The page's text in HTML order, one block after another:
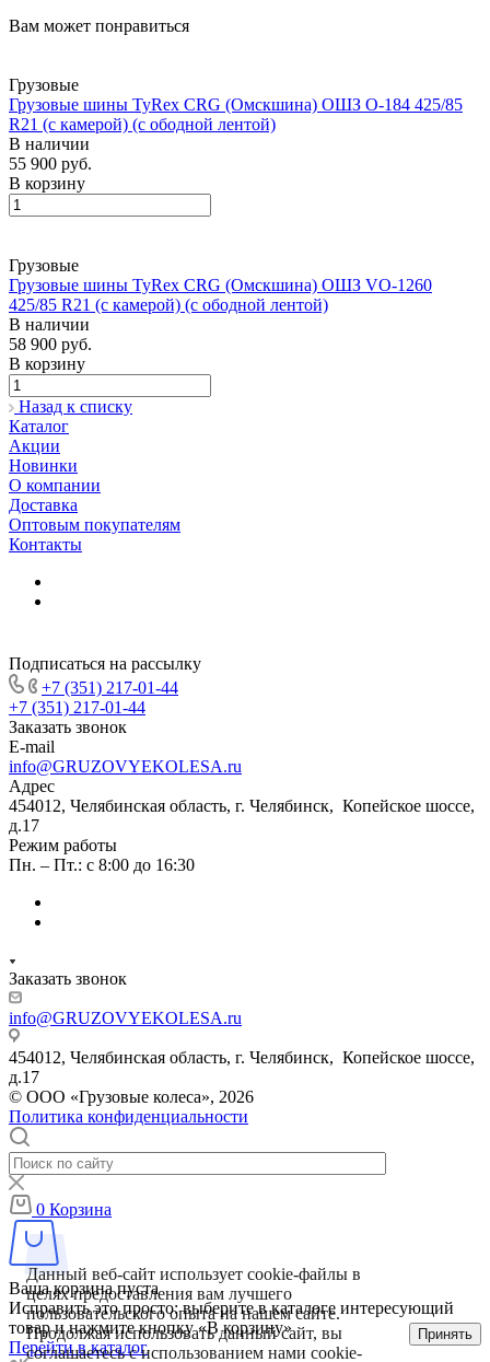
Вам может понравиться
Грузовые
Грузовые шины TyRex CRG (Омскшина) ОШЗ О-184 425/85
R21 (с камерой) (с ободной лентой)
В наличии
55 900 руб.
В корзину
Грузовые
Грузовые шины TyRex CRG (Омскшина) ОШЗ VO-1260
425/85 R21 (с камерой) (с ободной лентой)
В наличии
58 900 руб.
В корзину
Назад к списку
Каталог
Акции
Новинки
О компании
Доставка
Оптовым покупателям
Контакты
Подписаться на рассылку
+7 (351) 217-01-44
+7 (351) 217-01-44
Заказать звонок
E-mail
info@GRUZOVYEKOLESA.ru
Адрес
454012, Челябинская область, г. Челябинск, Копейское шоссе,
д.17
Режим работы
Пн. – Пт.: с 8:00 до 16:30
Заказать звонок
info@GRUZOVYEKOLESA.ru
454012, Челябинская область, г. Челябинск, Копейское шоссе,
д.17
© ООО «Грузовые колеса», 2026
Политика конфиденциальности
0 Корзина
Ваша корзина пуста
Исправить это просто: выберите в каталоге интересующий
товар и нажмите кнопку «В корзину»
Перейти в каталог
Данный веб-сайт использует cookie-файлы в
целях предоставления вам лучшего
пользовательского опыта на нашем сайте.
Продолжая использовать данный сайт, вы
соглашаетесь с использованием нами cookie-
Принять